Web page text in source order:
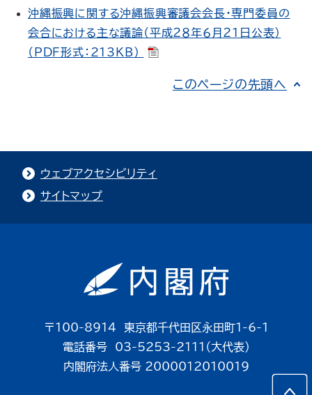
沖縄振興に関する沖縄振興審議会会長・専門委員の
会合における主な議論（平成２８年６月２１日公表）
（PDF形式：213KB）
このページの先頭へ
ウェブアクセシビリティ
サイトマップ
〒100-8914 東京都千代田区永田町1-6-1
電話番号 03-5253-2111（大代表）
内閣府法人番号 2000012010019